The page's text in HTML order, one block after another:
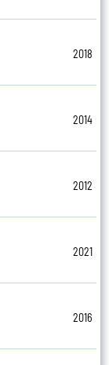
2018
2014
2012
2021
2016